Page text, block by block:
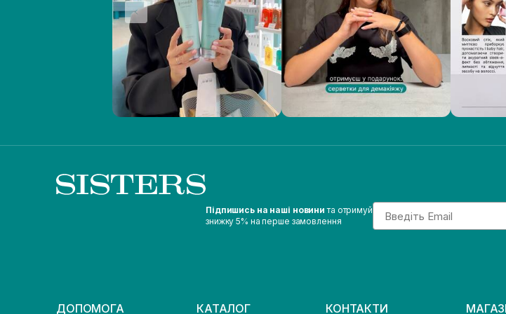
Підпишись на наші новини та отримуй
знижку 5% на перше замовлення
Email
ДОПОМОГА КАТАЛОГ КОНТАКТИ